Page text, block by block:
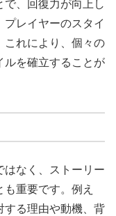
で、回復力が向上し
レイヤーのスタイ
これにより、個々の
ルを確立することが
はなく、ストーリー
重要です。例え
する理由や動機、背